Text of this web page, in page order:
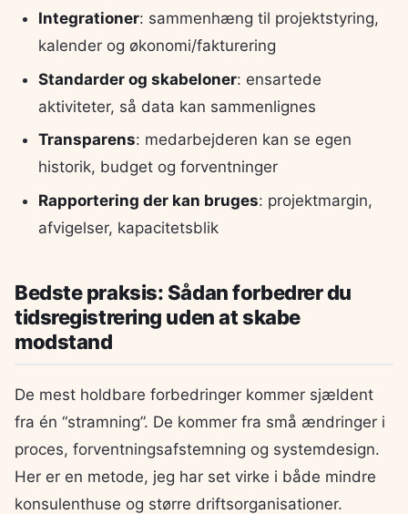
Integrationer: sammenhæng til projektstyring,
kalender og økonomi/fakturering
Standarder og skabeloner: ensartede
aktiviteter, så data kan sammenlignes
Transparens: medarbejderen kan se egen
historik, budget og forventninger
Rapportering der kan bruges: projektmargin,
afvigelser, kapacitetsblik
Bedste praksis: Sådan forbedrer du
tidsregistrering uden at skabe
modstand
De mest holdbare forbedringer kommer sjældent
fra én “stramning”. De kommer fra små ændringer i
proces, forventningsafstemning og systemdesign.
Her er en metode, jeg har set virke i både mindre
konsulenthuse og større driftsorganisationer.